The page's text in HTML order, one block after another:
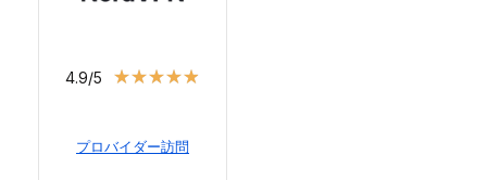
4.9/5 ★★★★★
プロバイダー訪問